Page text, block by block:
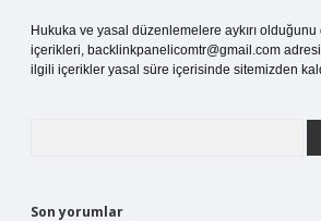
Hukuka ve yasal düzenlemelere aykırı
içerikleri, backlinkpanelicomtr@gmail.com
ilgili içerikler yasal süre içerisinde sitemizden
Son yorumlar